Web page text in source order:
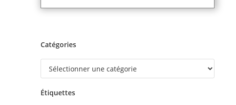
Catégories
Étiquettes